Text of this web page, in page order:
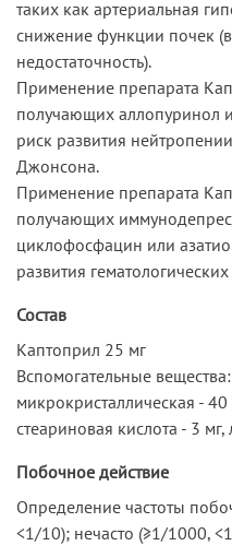
таких как артериальная
снижение функции почек
недостаточность).
Применение препарата
получающих аллопуринол
риск развития
Джонсона.
Применение препарата
получающих
циклофосфацин или
развития
Состав
Каптоприл 25 мг
Вспомогательные
микрокристаллическая -
стеариновая кислота - 3
Побочное действие
Определение частоты
<1/10); нечасто (≥1/1000,